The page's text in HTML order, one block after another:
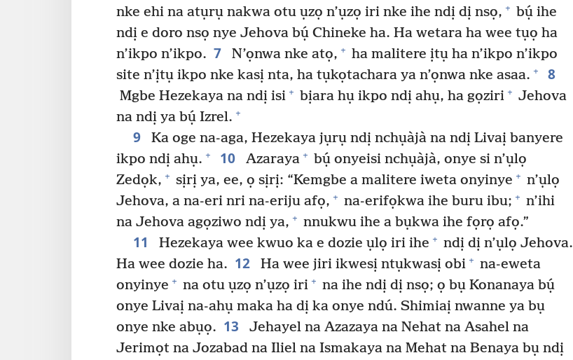
nke ehi na atụrụ nakwa otu ụzọ n’ụzọ iri nke ihe ndị dị nsọ, + bụ́ ihe
ndị e doro nsọ nye Jehova bụ́ Chineke ha. Ha wetara ha wee tụọ ha
n’ikpo n’ikpo. 7 N’ọnwa nke atọ, + ha malitere ịtụ ha n’ikpo n’ikpo
site n’ịtụ ikpo nke kasị nta, ha tụkọtachara ya n’ọnwa nke asaa. + 8
Mgbe Hezekaya na ndị isi + bịara hụ ikpo ndị ahụ, ha gọziri + Jehova
na ndị ya bụ́ Izrel. +
9
Ka oge na-aga, Hezekaya jụrụ ndị nchụàjà na ndị Livaị banyere
ikpo ndị ahụ. + 10 Azaraya + bụ́ onyeisi nchụàjà, onye si n’ụlọ
Zedọk, + sịrị ya, ee, ọ sịrị: “Kemgbe a malitere iweta onyinye + n’ụlọ
Jehova, a na-eri nri na-eriju afọ, + na-erifọkwa ihe buru ibu; + n’ihi
na Jehova agọziwo ndị ya, + nnukwu ihe a bụkwa ihe fọrọ afọ.”
11 Hezekaya wee kwuo ka e dozie ụlọ iri ihe + ndị dị n’ụlọ Jehova.
Ha wee dozie ha. 12 Ha wee jiri ikwesị ntụkwasị obi + na-eweta
onyinye + na otu ụzọ n’ụzọ iri + na ihe ndị dị nsọ; ọ bụ Konanaya bụ́
onye Livaị na-ahụ maka ha dị ka onye ndú. Shimiaị nwanne ya bụ
onye nke abụọ. 13
Jehayel na Azazaya na Nehat na Asahel na
Jerimọt na Jozabad na Iliel na Ismakaya na Mehat na Benaya bụ ndị